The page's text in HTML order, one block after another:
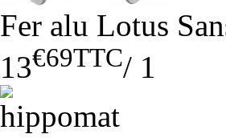
Fer alu Lotus
13€69TTC/ 1